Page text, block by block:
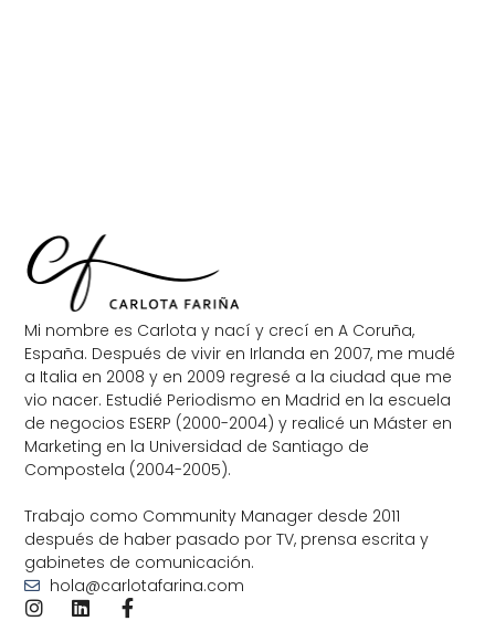
Mi nombre es Carlota y nací y crecí en A Coruña,
España. Después de vivir en Irlanda en 2007, me mudé
a Italia en 2008 y en 2009 regresé a la ciudad que me
vio nacer. Estudié Periodismo en Madrid en la escuela
de negocios ESERP (2000-2004) y realicé un Máster en
Marketing en la Universidad de Santiago de
Compostela (2004-2005).
Trabajo como Community Manager desde 2011
después de haber pasado por TV, prensa escrita y
gabinetes de comunicación.
hola@carlotafarina.com